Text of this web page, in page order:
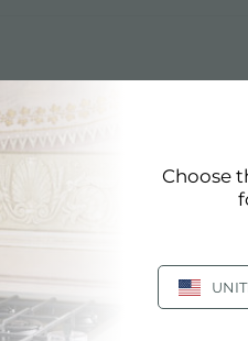
LED 9 x 1W (5.600
LED 12 x 1W (5.600
LED 15 x 1W (5.600
Choose